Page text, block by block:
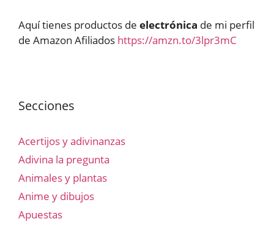
Aquí tienes productos de electrónica de mi perfil
de Amazon Afiliados https://amzn.to/3lpr3mC
Secciones
Acertijos y adivinanzas
Adivina la pregunta
Animales y plantas
Anime y dibujos
Apuestas